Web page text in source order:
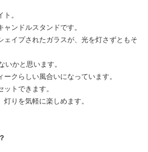
。
ンドルスタンドです。
イプされたガラスが、光を灯さずともそ
かと思います。
クらしい風合いになっています。
トできます。
りを気軽に楽しめます。